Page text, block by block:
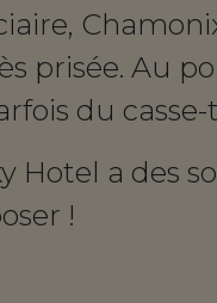
prisée. Au
du casse-
Hotel a des
!